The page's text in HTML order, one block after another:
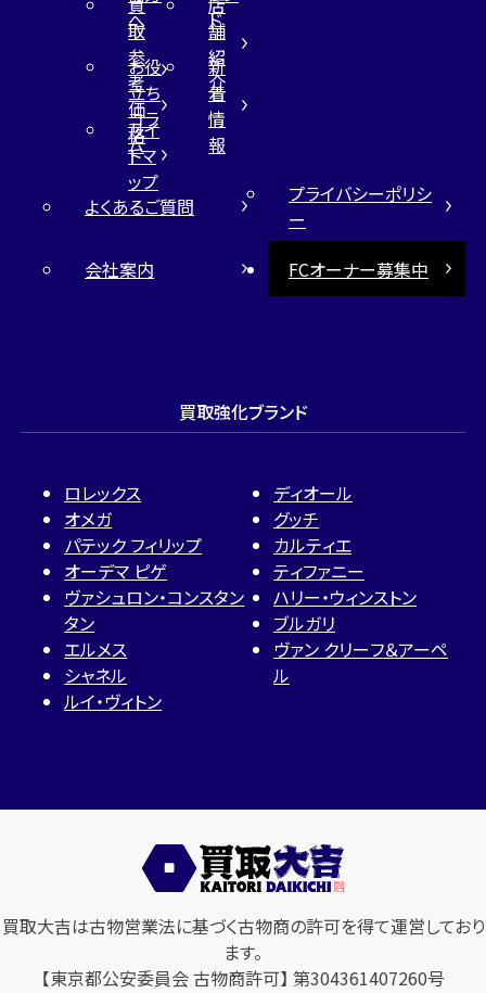
へ
ド
取
参
考
価
格
舗
紹
介
お役
立ち
コラ
ム
新
着
情
報
サイ
トマ
ップ
よくあるご質問
プライバシーポリシ
ー
会社案内
FCオーナー募集中
買取強化ブランド
ロレックス
オメガ
パテック フィリップ
オーデマ ピゲ
ヴァシュロン・コンスタン
タン
エルメス
シャネル
ルイ・ヴィトン
ディオール
グッチ
カルティエ
ティファニー
ハリー・ウィンストン
ブルガリ
ヴァン クリーフ＆アーペ
ル
買取大吉は古物営業法に基づく古物商の許可を得て運営しており
ます。
【東京都公安委員会 古物商許可】 第304361407260号